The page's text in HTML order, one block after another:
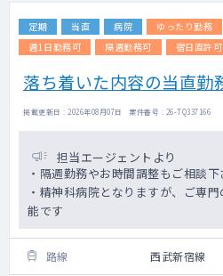
定期 当直 病院 ゆったり勤務
週1日勤務可
隔週勤務可 宿日直許可
落ち着いた内容の当直勤
掲載更新日 : 2026年08月07日 案件番号 : 26-TQ337166
担当エージェントより
・隔週勤務やお時間調整もご相談下
・精神科病院となりますが、ご専
能です
路線 西武新宿線